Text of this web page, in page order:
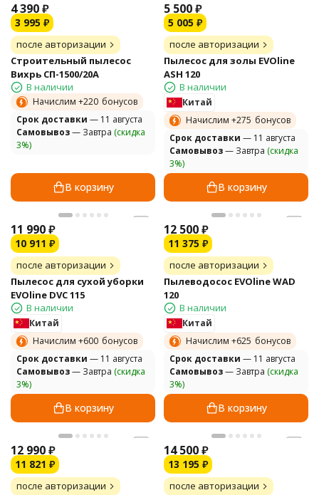
4 390₽
3 995 ₽
после авторизации
Строительный пылесос
Вихрь СП-1500/20А
В наличии
Начислим +220 бонусов
Cрок доставки — 11 августа
Самовывоз— Завтра (скидка
3%)
В корзину
5 500₽
5 005 ₽
после авторизации
Пылесос для золы EVOline
ASH 120
В наличии
Китай
Начислим +275 бонусов
Cрок доставки — 11 августа
Самовывоз— Завтра (скидка
3%)
В корзину
11 990₽
10 911 ₽
после авторизации
Пылесос для сухой уборки
EVOline DVC 115
В наличии
Китай
Начислим +600 бонусов
Cрок доставки — 11 августа
Самовывоз— Завтра (скидка
3%)
В корзину
12 500₽
11 375 ₽
после авторизации
Пылеводосос EVOline WAD
120
В наличии
Китай
Начислим +625 бонусов
Cрок доставки — 11 августа
Самовывоз— Завтра (скидка
3%)
В корзину
12 990₽
11 821 ₽
после авторизации
14 500₽
13 195 ₽
после авторизации